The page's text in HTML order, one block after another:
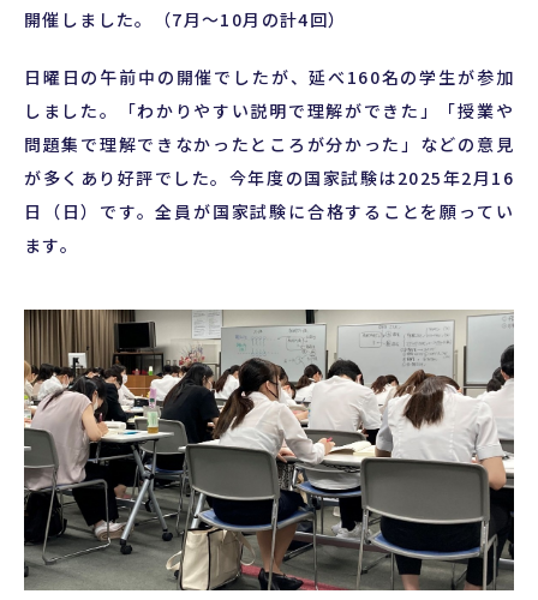
開催しました。（7月～10月の計4回）
日曜日の午前中の開催でしたが、延べ 160名の学生が参加
しました。「わかりやすい説明で理解ができた」「授業や
問題集で理解できなかったところが分かった」などの意見
が多くあり好評でした。今年度の国家試験は2025年2月 16
日（日）です。全員が国家試験に合格することを願ってい
ます。